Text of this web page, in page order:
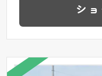
シ